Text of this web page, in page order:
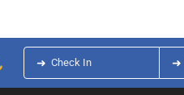
➜ Check In ➜